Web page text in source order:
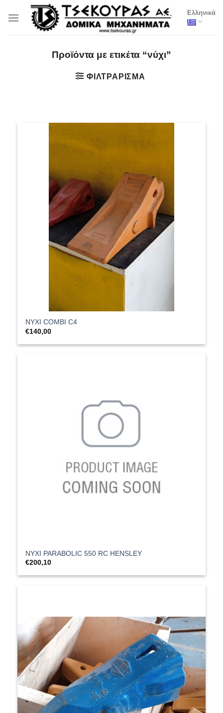
Μετάβαση
στο
περιεχόμενο
Ελληνικά
Προϊόντα με ετικέτα “νύχι”
ΦΙΛΤΡΆΡΙΣΜΑ
ΝΥΧΙ COMBI C4
€140,00
ΝΥΧΙ PARABOLIC 550 RC HENSLEY
€200,10